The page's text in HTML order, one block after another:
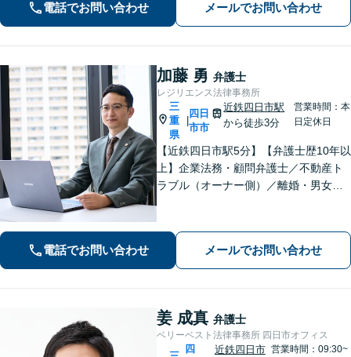
域に根ざした弁護士】お気軽にお問い
合わせください。
電話でお問い合わせ メールでお問い合わせ
加藤 勇 弁護士
レジリエンス法律事務所
三
重
県
四日
市市
近鉄四日市駅
から徒歩3分
営業時間：本
日定休日
【近鉄四日市駅5分】【弁護士歴10年以
上】企業法務・顧問弁護士／不動産ト
ラブル（オーナー側）／離婚・男女問
てまいります【多才な他士業との連携
が強み】【完全個室でご相談】
電話でお問い合わせ メールでお問い合わせ
姜 成真 弁護士
ベリーベスト法律事務所 四日市オフィス
四
近鉄四日市 営業時間：09:30~